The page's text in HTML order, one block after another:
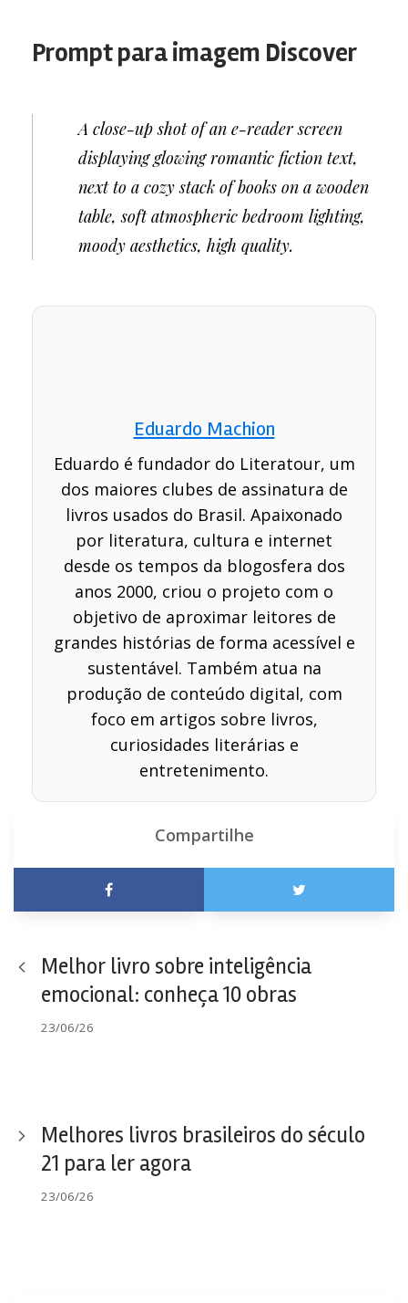
Prompt para imagem Discover
A close-up shot of an e-reader screen
displaying glowing romantic fiction text,
next to a cozy stack of books on a wooden
table, soft atmospheric bedroom lighting,
moody aesthetics, high quality.
Eduardo Machion
Eduardo é fundador do Literatour, um
dos maiores clubes de assinatura de
livros usados do Brasil. Apaixonado
por literatura, cultura e internet
desde os tempos da blogosfera dos
anos 2000, criou o projeto com o
objetivo de aproximar leitores de
grandes histórias de forma acessível e
sustentável. Também atua na
produção de conteúdo digital, com
foco em artigos sobre livros,
curiosidades literárias e
entretenimento.
Compartilhe
Melhor livro sobre inteligência
emocional: conheça 10 obras
23/06/26
Melhores livros brasileiros do século
21 para ler agora
23/06/26